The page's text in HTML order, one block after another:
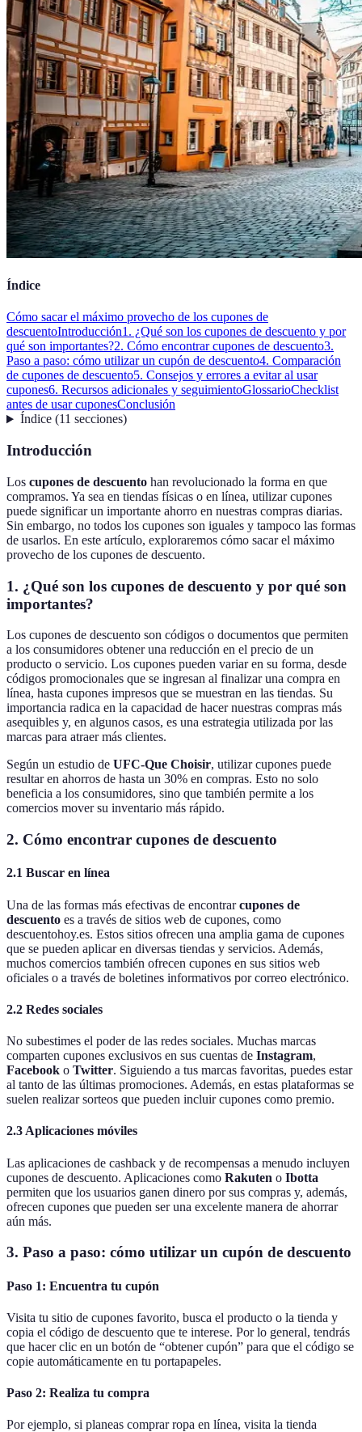
Índice
Cómo sacar el máximo provecho de los cupones de
descuentoIntroducción1. ¿Qué son los cupones de descuento y por
qué son importantes?2. Cómo encontrar cupones de descuento3.
Paso a paso: cómo utilizar un cupón de descuento4. Comparación
de cupones de descuento5. Consejos y errores a evitar al usar
cupones6. Recursos adicionales y seguimientoGlossarioChecklist
antes de usar cuponesConclusión
Índice(11 secciones)
Introducción
Los cupones de descuento han revolucionado la forma en que
compramos. Ya sea en tiendas físicas o en línea, utilizar cupones
puede significar un importante ahorro en nuestras compras diarias.
Sin embargo, no todos los cupones son iguales y tampoco las formas
de usarlos. En este artículo, exploraremos cómo sacar el máximo
provecho de los cupones de descuento.
1. ¿Qué son los cupones de descuento y por qué son
importantes?
Los cupones de descuento son códigos o documentos que permiten
a los consumidores obtener una reducción en el precio de un
producto o servicio. Los cupones pueden variar en su forma, desde
códigos promocionales que se ingresan al finalizar una compra en
línea, hasta cupones impresos que se muestran en las tiendas. Su
importancia radica en la capacidad de hacer nuestras compras más
asequibles y, en algunos casos, es una estrategia utilizada por las
marcas para atraer más clientes.
Según un estudio de UFC-Que Choisir, utilizar cupones puede
resultar en ahorros de hasta un 30% en compras. Esto no solo
beneficia a los consumidores, sino que también permite a los
comercios mover su inventario más rápido.
2. Cómo encontrar cupones de descuento
2.1 Buscar en línea
Una de las formas más efectivas de encontrarcupones de
descuento es a través de sitios web de cupones, como
descuentohoy.es. Estos sitios ofrecen una amplia gama de cupones
que se pueden aplicar en diversas tiendas y servicios. Además,
muchos comercios también ofrecen cupones en sus sitios web
oficiales o a través de boletines informativos por correo electrónico.
2.2 Redes sociales
No subestimes el poder de las redes sociales. Muchas marcas
comparten cupones exclusivos en sus cuentas de Instagram,
Facebook o Twitter. Siguiendo a tus marcas favoritas, puedes estar
al tanto de las últimas promociones. Además, en estas plataformas se
suelen realizar sorteos que pueden incluir cupones como premio.
2.3 Aplicaciones móviles
Las aplicaciones de cashback y de recompensas a menudo incluyen
cupones de descuento. Aplicaciones como Rakuten o Ibotta
permiten que los usuarios ganen dinero por sus compras y, además,
ofrecen cupones que pueden ser una excelente manera de ahorrar
aún más.
3. Paso a paso: cómo utilizar un cupón de descuento
Paso 1: Encuentra tu cupón
Visita tu sitio de cupones favorito, busca el producto o la tienda y
copia el código de descuento que te interese. Por lo general, tendrás
que hacer clic en un botón de “obtener cupón” para que el código se
copie automáticamente en tu portapapeles.
Paso 2: Realiza tu compra
Por ejemplo, si planeas comprar ropa en línea, visita la tienda